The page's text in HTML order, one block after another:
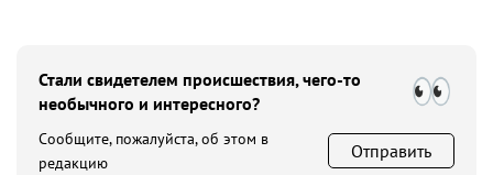
Стали свидетелем происшествия, чего-то
необычного и интересного?
Сообщите, пожалуйста, об этом в
редакцию
Отправить